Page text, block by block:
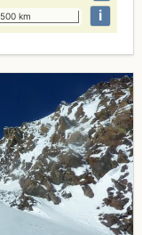
500 km i